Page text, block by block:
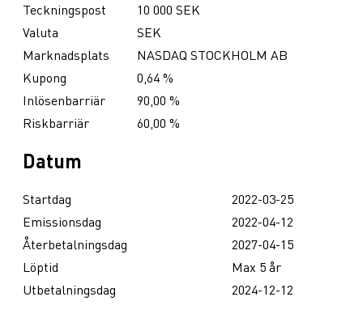
Teckningspost
10 000 SEK
Valuta
SEK
Marknadsplats
NASDAQ STOCKHOLM AB
Kupong
0,64 %
Inlösenbarriär
90,00 %
Riskbarriär
60,00 %
Datum
Startdag
2022-03-25
Emissionsdag
2022-04-12
Återbetalningsdag
2027-04-15
Löptid
Max 5 år
Utbetalningsdag
2024-12-12